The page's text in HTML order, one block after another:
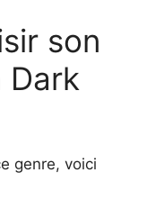
son
Dark
genre, voici